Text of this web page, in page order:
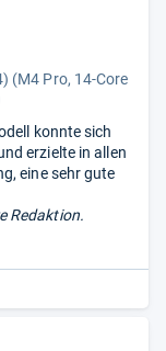
(M4 Pro, 14-Core
konnte sich
erzielte in allen
eine sehr gute
Redaktion.